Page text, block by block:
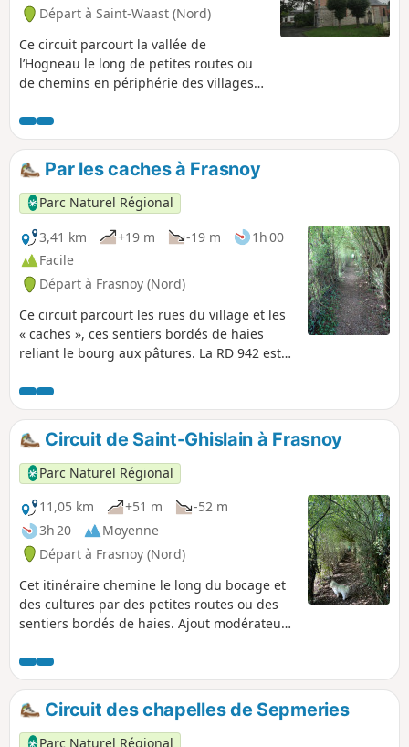
Départ à Saint-Waast (Nord)
Ce circuit parcourt la vallée de
l’Hogneau le long de petites routes ou
de chemins en périphérie des villages
Par les caches à Frasnoy
Parc Naturel Régional
3,41 km
+19 m -19 m
1h 00
Facile
Départ à Frasnoy (Nord)
Ce circuit parcourt les rues du village et les
« caches », ces sentiers bordés de haies
reliant le bourg aux pâtures. La RD 942 est
chaussures étanches s’avère nécessaire en
période de pluie.
Circuit de Saint-Ghislain à Frasnoy
Parc Naturel Régional
11,05 km
+51 m
-52 m
3h 20
Moyenne
Départ à Frasnoy (Nord)
Cet itinéraire chemine le long du bocage et
des cultures par des petites routes ou des
sentiers bordés de haies. Ajout modérateur
danger sur ce sentier traversé par du fil
barbelé, voir les avis plus bas.
Circuit des chapelles de Sepmeries
Parc Naturel Régional